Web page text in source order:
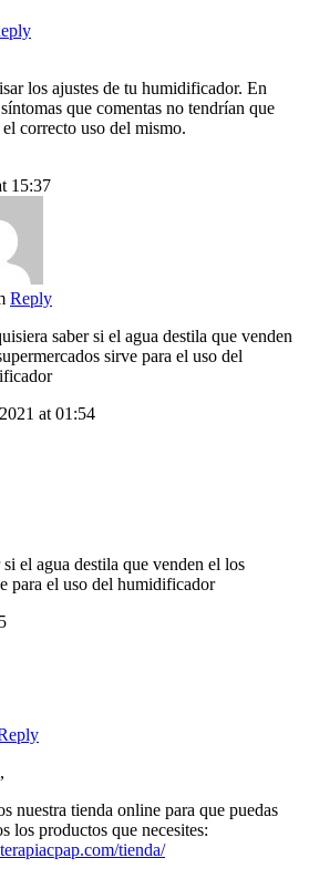
los ajustes de tu humidificador. En
que comentas no tendrían que
correcto uso del mismo.
15:37
Reply
saber si el agua destila que venden
sirve para el uso del
at 01:54
el agua destila que venden el los
para el uso del humidificador
nuestra tienda online para que puedas
los productos que necesites:
tienda/